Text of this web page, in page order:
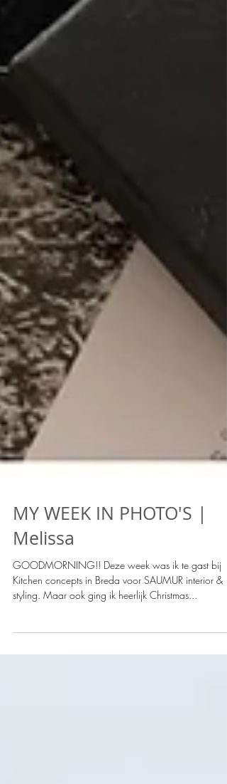
MY WEEK IN PHOTO'S |
Melissa
GOODMORNING!! Deze week was ik te gast bij
styling. Maar ook ging ik heerlijk Christmas...